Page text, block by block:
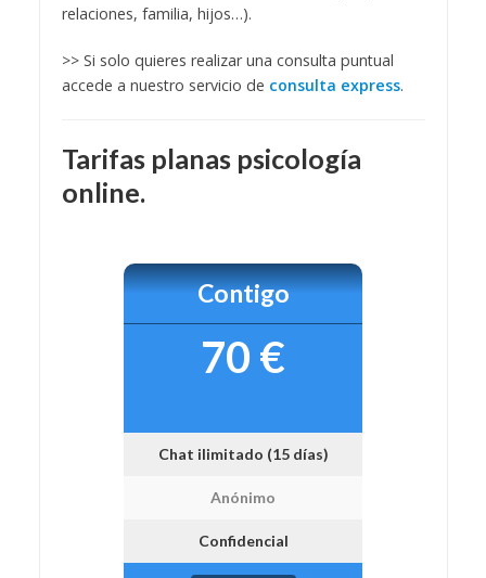
relaciones, familia, hijos…).
>> Si solo quieres realizar una consulta puntual
accede a nuestro servicio de consulta express.
Tarifas planas psicología
online.
Contigo
70 €
Chat ilimitado (15 días)
Anónimo
Confidencial